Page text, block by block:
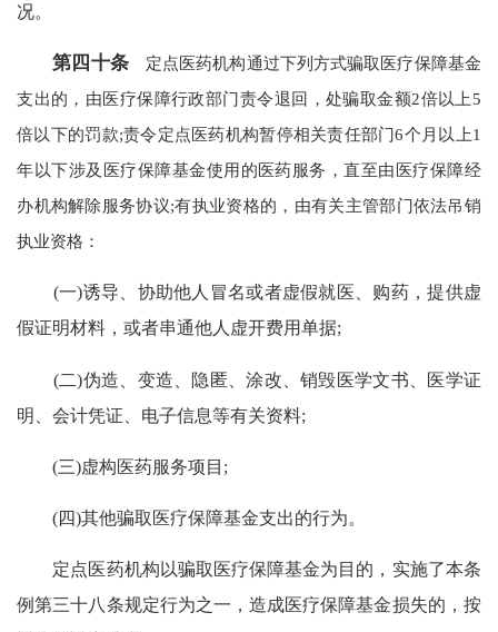
况。
第四十条定点医药机构通过下列方式骗取医疗保障基金
支出的，由医疗保障行政部门责令退回，处骗取金额2倍以上5
倍以下的罚款;责令定点医药机构暂停相关责任部门6个月以上1
年以下涉及医疗保障基金使用的医药服务，直至由医疗保障经
办机构解除服务协议;有执业资格的，由有关主管部门依法吊销
执业资格：
(一)诱导、协助他人冒名或者虚假就医、购药，提供虚
假证明材料，或者串通他人虚开费用单据;
(二)伪造、变造、隐匿、涂改、销毁医学文书、医学证
明、会计凭证、电子信息等有关资料;
(三)虚构医药服务项目;
(四)其他骗取医疗保障基金支出的行为。
定点医药机构以骗取医疗保障基金为目的，实施了本条
例第三十八条规定行为之一，造成医疗保障基金损失的，按